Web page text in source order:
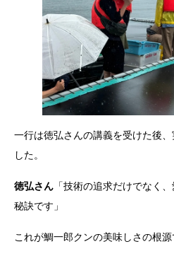
一行は徳弘さんの講義を受けた後
した。
徳弘さん 「技術の追求だけでなく
秘訣です」
これが鯛一郎クンの美味しさの根源